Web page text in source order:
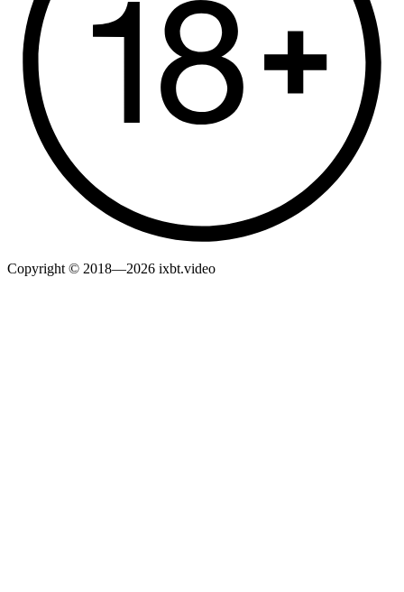
Copyright © 2018—2026 ixbt.video